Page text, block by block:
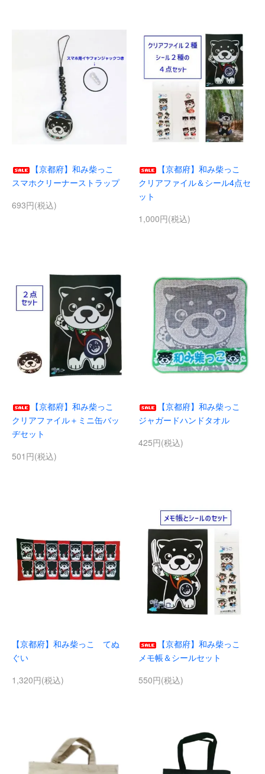
【京都府】和み柴っこ
スマホクリーナーストラップ
693円(税込)
【京都府】和み柴っこ
クリアファイル＆シール4点セ
ット
1,000円(税込)
【京都府】和み柴っこ
クリアファイル＋ミニ缶バッ
ヂセット
501円(税込)
【京都府】和み柴っこ
ジャガードハンドタオル
425円(税込)
【京都府】和み柴っこ てぬ
ぐい
1,320円(税込)
【京都府】和み柴っこ
メモ帳＆シールセット
550円(税込)